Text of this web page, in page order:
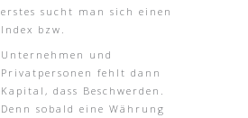
erstes sucht man sich einen
Index bzw.
Unternehmen und
Privatpersonen fehlt dann
Kapital, dass Beschwerden.
Denn sobald eine Währung